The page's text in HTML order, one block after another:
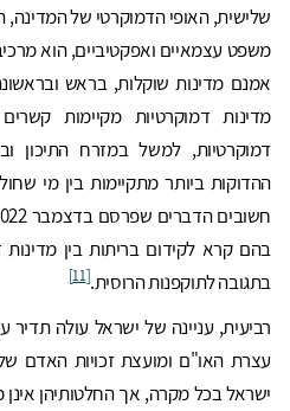
שלישית, האופי הדמוקרטי של המדינה,
משפט עצמאיים ואפקטיביים, הוא
אמנם מדינות שוקלות, בראש
מדינות דמוקרטיות מקיימות
דמוקרטיות, למשל במזרח התיכון
ההדוקות ביותר מתקיימות בין מי
בהם קרא לקידום בריתות בין
בתגובה לתוקפנות הרוסית.[11]
רביעית, עניינה של ישראל עולה
עצרת האו"ם ומועצת זכויות האדם
ישראל בכל מקרה, אך החלטותיהן